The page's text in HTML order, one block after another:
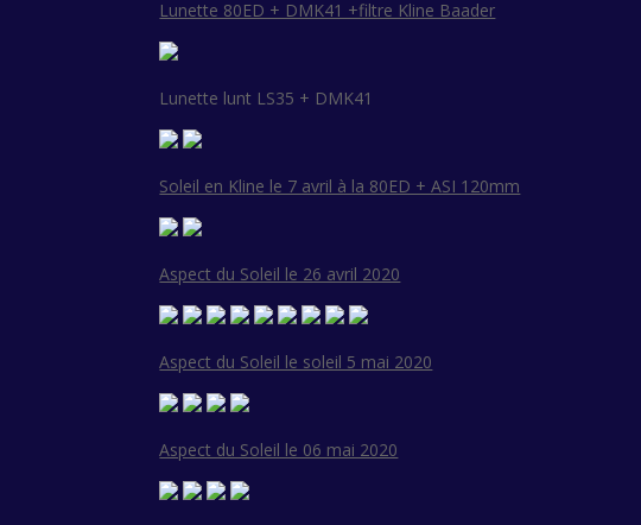
Lunette 80ED + DMK41 +filtre Kline Baader
Lunette lunt LS35 + DMK41
Soleil en Kline le 7 avril à la 80ED + ASI 120mm
Aspect du Soleil le 26 avril 2020
Aspect du Soleil le soleil 5 mai 2020
Aspect du Soleil le 06 mai 2020